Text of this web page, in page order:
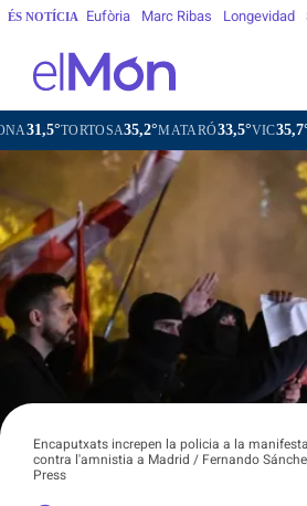
ÉS NOTÍCIA Eufòria Marc Ribas Longevidad
MATARÓ33,5°VIC35,7°VILAFRANCA DEL
Encaputxats increpen la policia a la
contra l'amnistia a Madrid / Fernando
Press